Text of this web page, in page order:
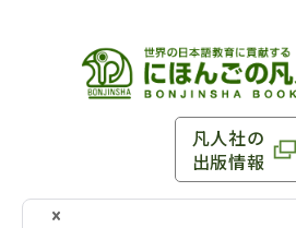
凡人社の
出版情報
〒102-0093 東京都千代田区平河町